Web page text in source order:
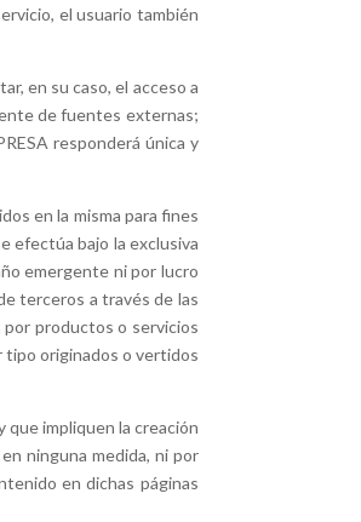
el usuario también
en su caso, el acceso a
de fuentes externas;
responderá única y
en la misma para fines
efectúa bajo la exclusiva
emergente ni por lucro
terceros a través de las
por productos o servicios
tipo originados o vertidos
que impliquen la creación
ninguna medida, ni por
en dichas páginas